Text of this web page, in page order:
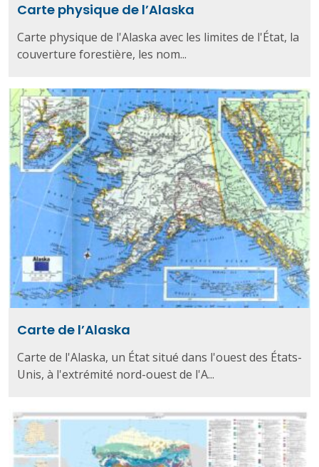
Carte physique de l’Alaska
Carte physique de l'Alaska avec les limites de l'État, la
couverture forestière, les nom...
Carte de l’Alaska
Carte de l'Alaska, un État situé dans l'ouest des États-
Unis, à l'extrémité nord-ouest de l'A...